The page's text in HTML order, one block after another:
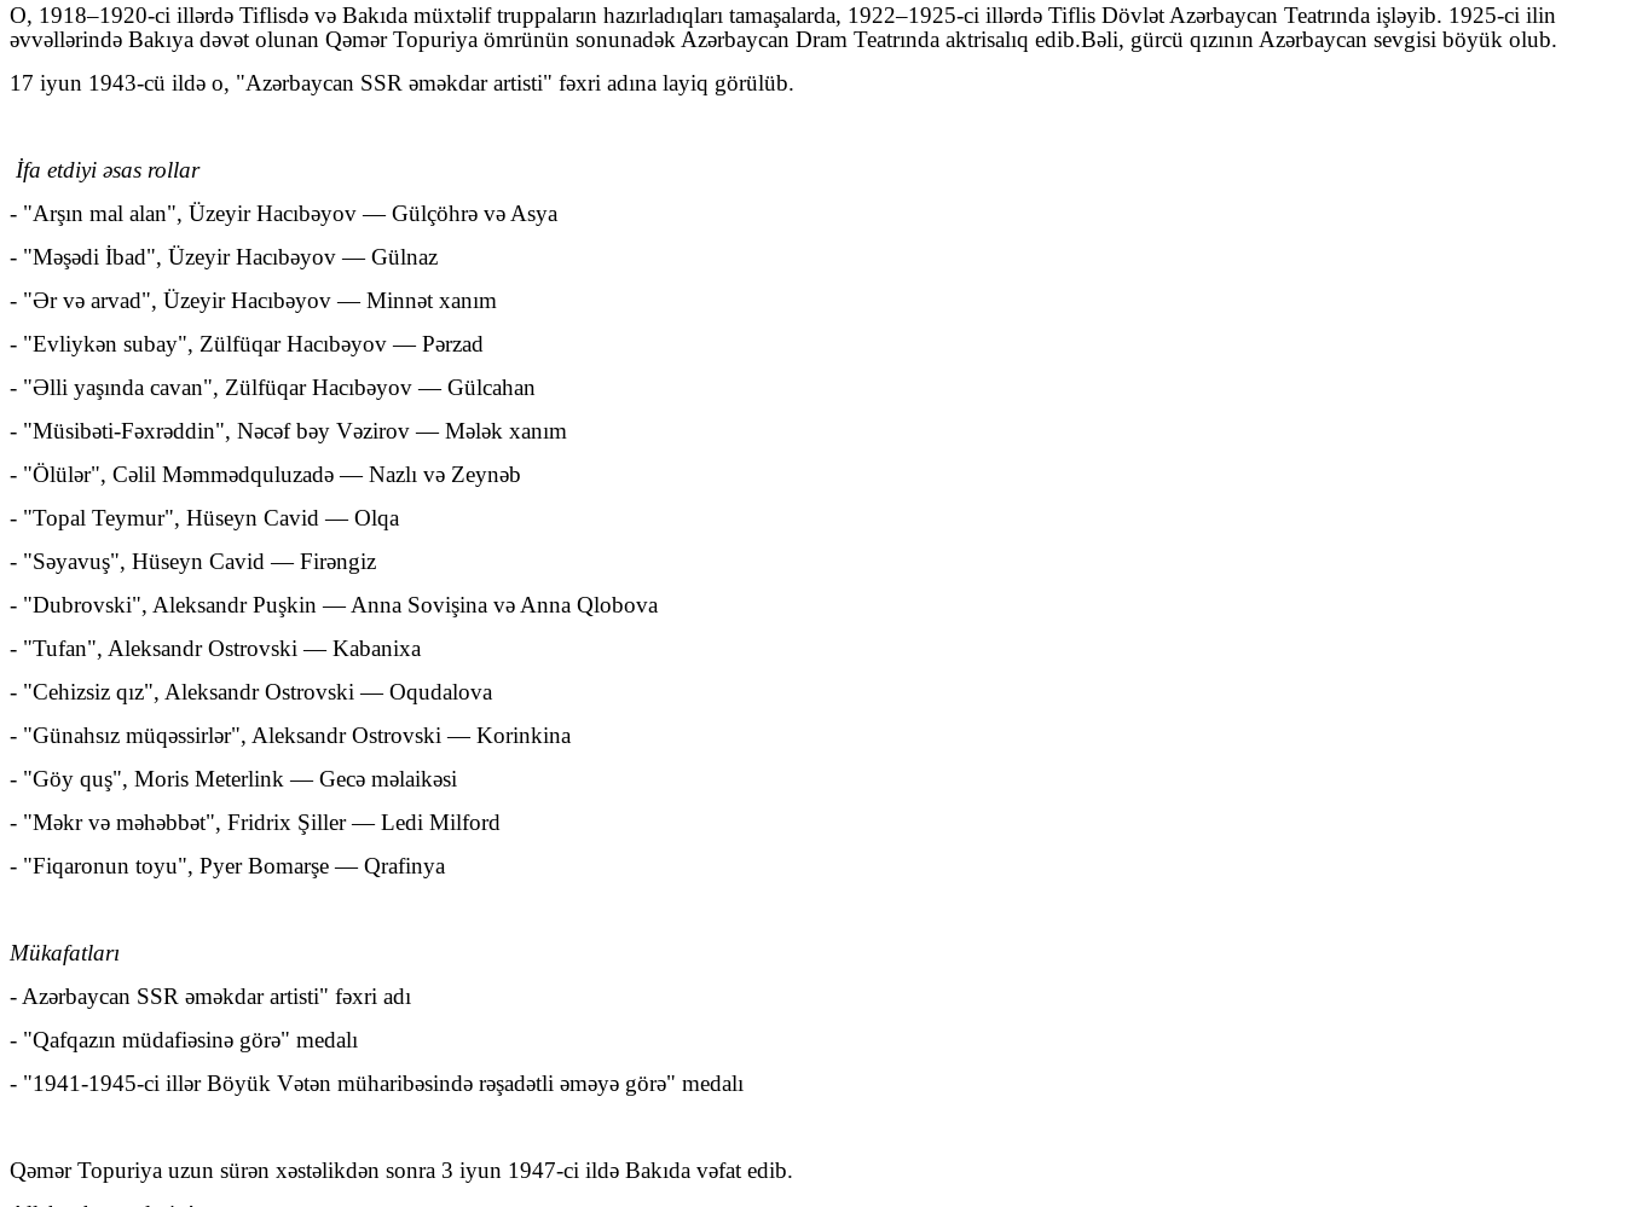
O, 1918–1920-ci illərdə Tiflisdə və Bakıda müxtəlif truppaların hazırladıqları tamaşalarda, 1922–1925-ci illərdə Tiflis Dövlət Azərbaycan Teatrında işləyib. 1925-ci ilin
əvvəllərində Bakıya dəvət olunan Qəmər Topuriya ömrünün sonunadək Azərbaycan Dram Teatrında aktrisalıq edib.Bəli, gürcü qızının Azərbaycan sevgisi böyük olub.
17 iyun 1943-cü ildə o, "Azərbaycan SSR əməkdar artisti" fəxri adına layiq görülüb.
İfa etdiyi əsas rollar
- "Arşın mal alan", Üzeyir Hacıbəyov — Gülçöhrə və Asya
- "Məşədi İbad", Üzeyir Hacıbəyov — Gülnaz
- "Ər və arvad", Üzeyir Hacıbəyov — Minnət xanım
- "Evliykən subay", Zülfüqar Hacıbəyov — Pərzad
- "Əlli yaşında cavan", Zülfüqar Hacıbəyov — Gülcahan
- "Müsibəti-Fəxrəddin", Nəcəf bəy Vəzirov — Mələk xanım
- "Ölülər", Cəlil Məmmədquluzadə — Nazlı və Zeynəb
- "Topal Teymur", Hüseyn Cavid — Olqa
- "Səyavuş", Hüseyn Cavid — Firəngiz
- "Dubrovski", Aleksandr Puşkin — Anna Sovişina və Anna Qlobova
- "Tufan", Aleksandr Ostrovski — Kabanixa
- "Cehizsiz qız", Aleksandr Ostrovski — Oqudalova
- "Günahsız müqəssirlər", Aleksandr Ostrovski — Korinkina
- "Göy quş", Moris Meterlink — Gecə məlaikəsi
- "Məkr və məhəbbət", Fridrix Şiller — Ledi Milford
- "Fiqaronun toyu", Pyer Bomarşe — Qrafinya
Mükafatları
- Azərbaycan SSR əməkdar artisti" fəxri adı
- "Qafqazın müdafiəsinə görə" medalı
- "1941-1945-ci illər Böyük Vətən müharibəsində rəşadətli əməyə görə" medalı
Qəmər Topuriya uzun sürən xəstəlikdən sonra 3 iyun 1947-ci ildə Bakıda vəfat edib.